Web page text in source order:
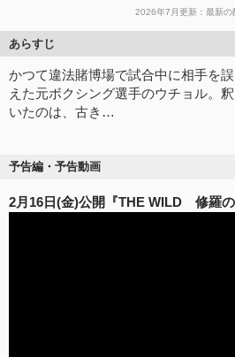
2026年7月更新：最新の
あらすじ
かつて違法賭博場で試合中に相手を
えた元ボクシング選手のウチョル。
いたのは、古き…
予告編・予告動画
2月16日(金)公開『THE WILD 修羅